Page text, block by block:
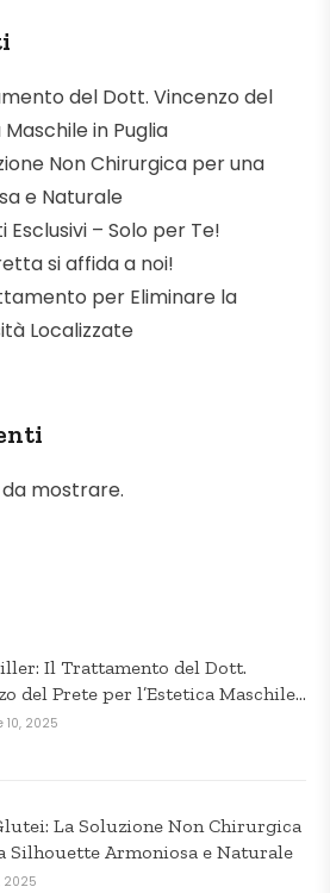
del Dott. Vincenzo del
in Puglia
Non Chirurgica per una
e Naturale
– Solo per Te!
si affida a noi!
per Eliminare la
Localizzate
mostrare.
Il Trattamento del Dott.
del Prete per l’Estetica Maschile
10, 2025
La Soluzione Non Chirurgica
Silhouette Armoniosa e Naturale
2025